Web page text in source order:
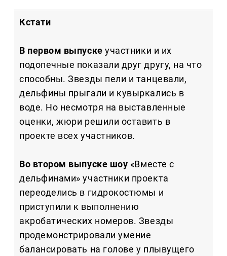
Кстати
В первом выпуске участники и их
подопечные показали друг другу, на что
способны. Звезды пели и танцевали,
дельфины прыгали и кувыркались в
воде. Но несмотря на выставленные
оценки, жюри решили оставить в
проекте всех участников.
Во втором выпуске шоу «Вместе с
дельфинами» участники проекта
переоделись в гидрокостюмы и
приступили к выполнению
акробатических номеров. Звезды
продемонстрировали умение
балансировать на голове у плывущего